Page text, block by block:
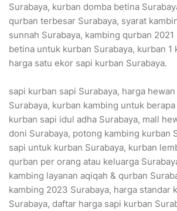
Surabaya, kurban domba betina
qurban terbesar Surabaya, syarat
sunnah Surabaya, kambing qurban 2021
betina untuk kurban Surabaya, kurban 1
harga satu ekor sapi kurban Surabaya.
sapi kurban sapi Surabaya, harga
Surabaya, kurban kambing untuk
kurban sapi idul adha Surabaya, mall
doni Surabaya, potong kambing kurban
sapi untuk kurban Surabaya, kurban
qurban per orang atau keluarga
kambing layanan aqiqah & qurban
kambing 2023 Surabaya, harga standar
Surabaya, daftar harga sapi kurban